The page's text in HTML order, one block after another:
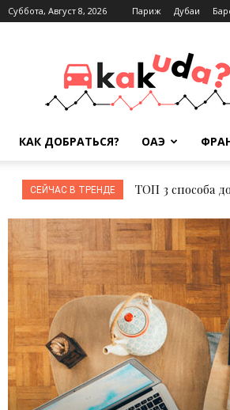
Суббота, Август 8, 2026 Париж Дубаи
КАК ДОБРАТЬСЯ? ОАЭ
СЕЙЧАС В ТРЕНДЕ ТОП 3 способа
ТОП 4 способа